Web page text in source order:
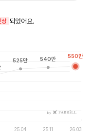
되었어요.
25.04 25.11 26.03
by
525만 540만 550만